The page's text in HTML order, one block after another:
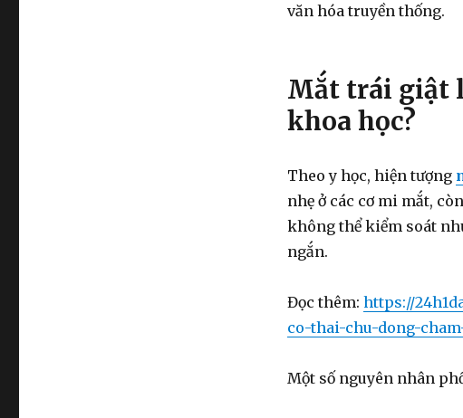
văn hóa truyền thống.
Mắt trái giật
khoa học?
Theo y học, hiện tượng
nhẹ ở các cơ mi mắt,
không thể kiểm soát
ngắn.
Đọc thêm: https://
co-thai-chu-dong-
Một số nguyên nhân